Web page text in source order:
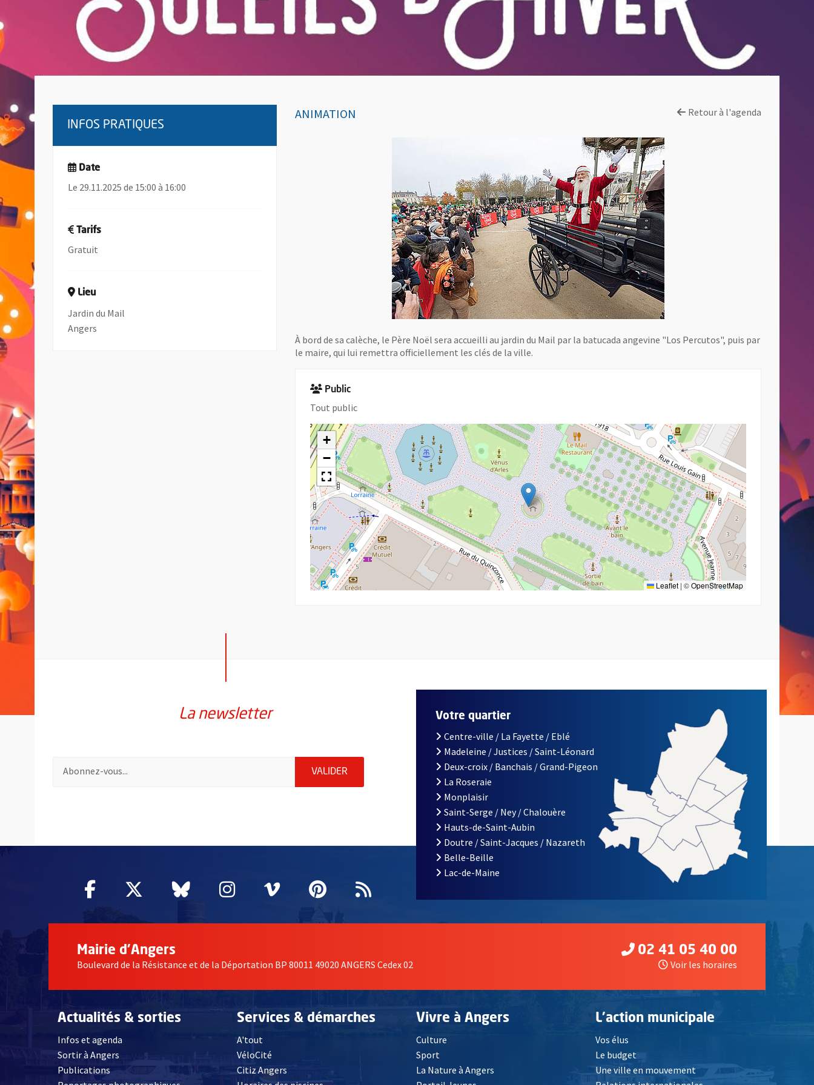
ANIMATION Retour à l'agenda
À bord de sa calèche, le Père Noël sera accueilli au jardin du Mail par la batucada angevine "Los Percutos", puis par
le maire, qui lui remettra officiellement les clés de la ville.
Public
Tout public
+
−
Leaflet |©OpenStreetMap
INFOS PRATIQUES
Date
Le 29.11.2025 de 15:00 à 16:00
Tarifs
Gratuit
Lieu
Jardin du Mail
Angers
La newsletter
Pour vous inscrire à la lettre d'information de la ville d'Angers, indiquez votre email (champ obligatoire)
VALIDER ENVOYER MA DEMANDE D'INSCRIPTION À LA LETTRE D'INFORMATION DE LA VILLE D'ANGERS
Facebook
, Ouvre une nouvelle fenêtre
Twitter
, Ouvre une nouvelle fenêtre
Bluesky
, Ouvre une nouvelle fenêtre
Instagram
, Ouvre une nouvelle fenêtre
Vimeo
, Ouvre une nouvelle fenêtre
Pinterest
, Ouvre une nouvelle fenêtre
Flux RSS
Votre quartier
Centre-ville / La Fayette / Eblé
Madeleine / Justices / Saint-Léonard
Deux-croix / Banchais / Grand-Pigeon
La Roseraie
Monplaisir
Saint-Serge / Ney / Chalouère
Hauts-de-Saint-Aubin
Doutre / Saint-Jacques / Nazareth
Belle-Beille
Lac-de-Maine
Mairie d'Angers
Boulevard de la Résistance et de la Déportation BP 80011 49020 ANGERS Cedex 02
02 41 05 40 00
Voir les horaires
Actualités & sorties
Infos et agenda
Sortir à Angers
Publications
Services & démarches
A'tout
VéloCité
Citiz Angers , Ouvre une nouvelle fenêtre
Vivre à Angers
Culture
Sport
La Nature à Angers
L'action municipale
Vos élus
Le budget
Une ville en mouvement